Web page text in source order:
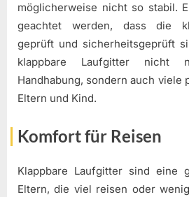
möglicherweise nicht so stabil.
geachtet werden, dass die
geprüft und sicherheitsgeprüft
klappbare Laufgitter nicht
Handhabung, sondern auch viele
Eltern und Kind.
Komfort für Reisen
Klappbare Laufgitter sind eine
Eltern, die viel reisen oder